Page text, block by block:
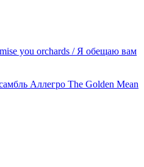
you orchards / Я обещаю вам